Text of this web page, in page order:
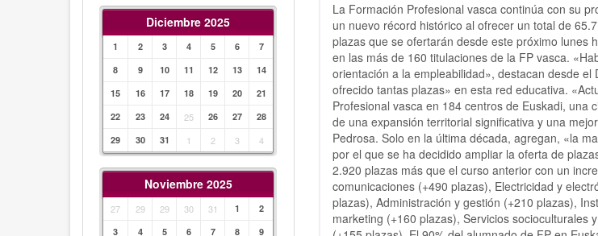
Diciembre 2025
1 2 3 4 5 6
7
8
9 10 11 12 13
14
15
16 17 18 19 20
21
22
23 24 25 26 27
28
29
30 31 1 2 3 4
Noviembre 2025
27 29 29 30 31 1
2
3
4 5 6 7 8
9
La Formación Profesional vasca continúa con su
un nuevo récord histórico al ofrecer un total de
plazas que se ofertarán desde este próximo lunes
en las más de 160 titulaciones de la FP vasca.
orientación a la empleabilidad», destacan desde
ofrecido tantas plazas» en esta red educativa.
Profesional vasca en 184 centros de Euskadi, una
de una expansión territorial significativa y una
Pedrosa. Solo en la última década, agregan, «la
por el que se ha decidido ampliar la oferta de
2.920 plazas más que el curso anterior con un
comunicaciones (+490 plazas), Electricidad y
plazas), Administración y gestión (+210 plazas),
marketing (+160 plazas), Servicios